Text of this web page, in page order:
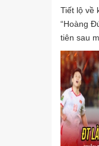
Tiết lộ về
“Hoàng
tiên sau